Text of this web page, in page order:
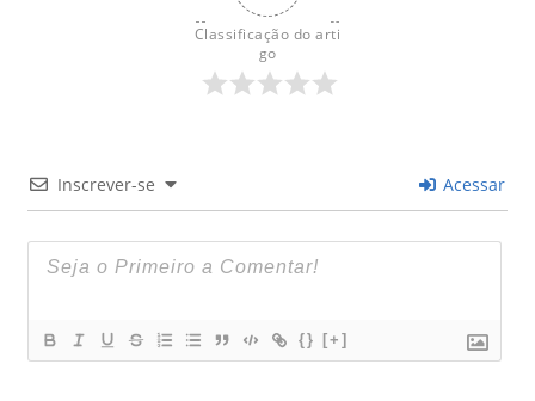
Classificação do arti
go
Inscrever-se Acessar
{} [+]